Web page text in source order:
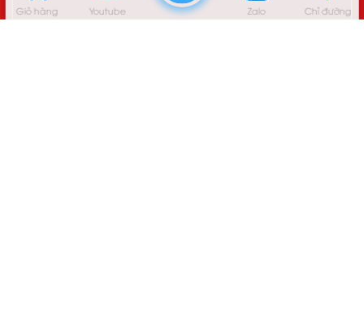
Giỏ hàng Youtube Zalo Chỉ đường